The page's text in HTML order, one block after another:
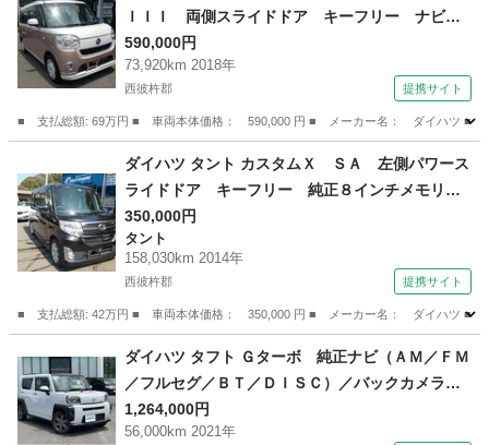
ＩＩＩ 両側スライドドア キーフリー ナビテ
レビ プッシュスタート （車検整備付）
590,000円
73,920km 2018年
西彼杵郡 提携サイト
■ 支払総額: 69万円 ■ 車両本体価格： 590,000 円 ■ メーカー名： ダイハツ ■
ダイハツ
ダイハツ タント カスタムＸ ＳＡ 左側パワース
ライドドア キーフリー 純正８インチメモリー
ナビ フルセグＴＶ バックカメラ サイドウィ
ンカーミラー 純正アルミホイール オートエア
コン アイドリングストップ Ｂｌｕｅｔｏｏｔ
350,000円
タント
158,030km 2014年
西彼杵郡 提携サイト
■ 支払総額: 42万円 ■ 車両本体価格： 350,000 円 ■ メーカー名： ダイハツ ■
タント
ダイハツ タフト Ｇターボ 純正ナビ（ＡＭ／ＦＭ
／フルセグ／ＢＴ／ＤＩＳＣ）／バックカメラ／
スマートアシスト／ＥＴＣ／ドライブレコーダー
／シートヒーター前席／アダプティブクルーズコ
1,264,000円
56,000km 2021年